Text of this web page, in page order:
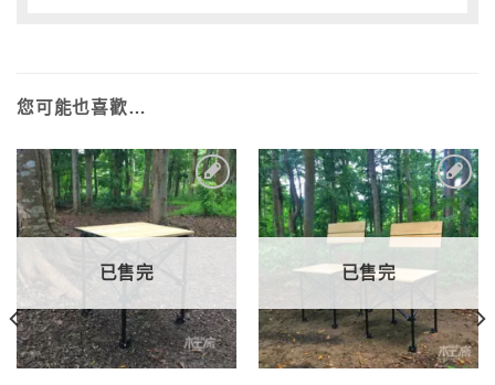
您可能也喜歡…
加入
到收
藏清
單
已售完
加入
到收
藏清
單
已售完